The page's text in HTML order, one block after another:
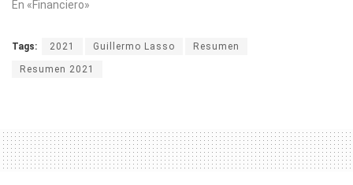
En «Financiero»
Tags: 2021 Guillermo Lasso Resumen
Resumen 2021